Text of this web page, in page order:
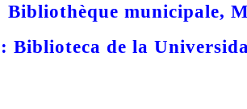
Bibliothèque municipale,
Biblioteca de la